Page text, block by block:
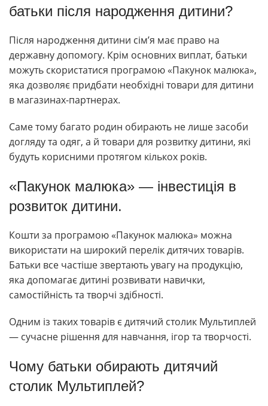
батьки після народження дитини?
Після народження дитини сім’я має право на
державну допомогу. Крім основних виплат, батьки
можуть скористатися програмою «Пакунок малюка»,
яка дозволяє придбати необхідні товари для дитини
в магазинах-партнерах.
Саме тому багато родин обирають не лише засоби
догляду та одяг, а й товари для розвитку дитини, які
будуть корисними протягом кількох років.
«Пакунок малюка» — інвестиція в
розвиток дитини.
Кошти за програмою «Пакунок малюка» можна
використати на широкий перелік дитячих товарів.
Батьки все частіше звертають увагу на продукцію,
яка допомагає дитині розвивати навички,
самостійність та творчі здібності.
Одним із таких товарів є дитячий столик Мультиплей
— сучасне рішення для навчання, ігор та творчості.
Чому батьки обирають дитячий
столик Мультиплей?